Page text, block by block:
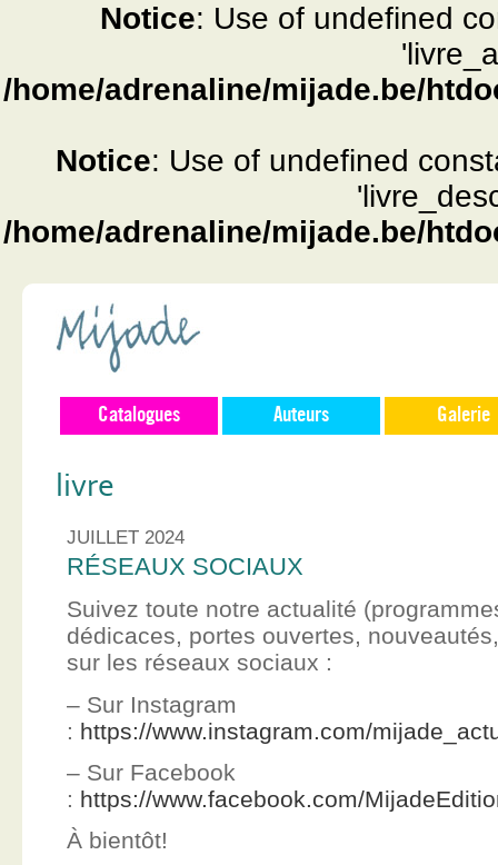
Notice: Use of undefined
/home/adrenaline/mijade.be/
Notice: Use of undefined
/home/adrenaline/mijade.be/
Catalogues Auteurs Galerie
livre
JUILLET 2024
RÉSEAUX SOCIAUX
Suivez toute notre actualité
dédicaces, portes ouvertes,
sur les réseaux sociaux :
– Sur Instagram
: https://www.instagram.com/
– Sur Facebook
: https://www.facebook.com/
À bientôt!